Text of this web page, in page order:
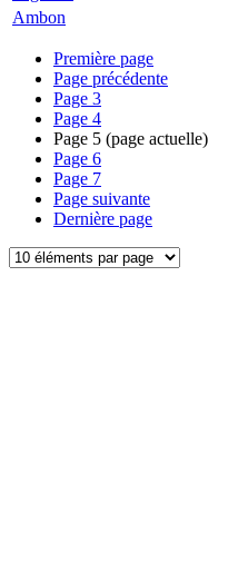
Ambon
Première page
Page précédente
Page 3
Page 4
Page 5 (page actuelle)
Page 6
Page 7
Page suivante
Dernière page